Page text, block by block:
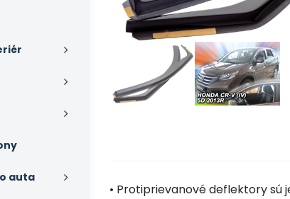
• Protiprievanové deflektory
auta